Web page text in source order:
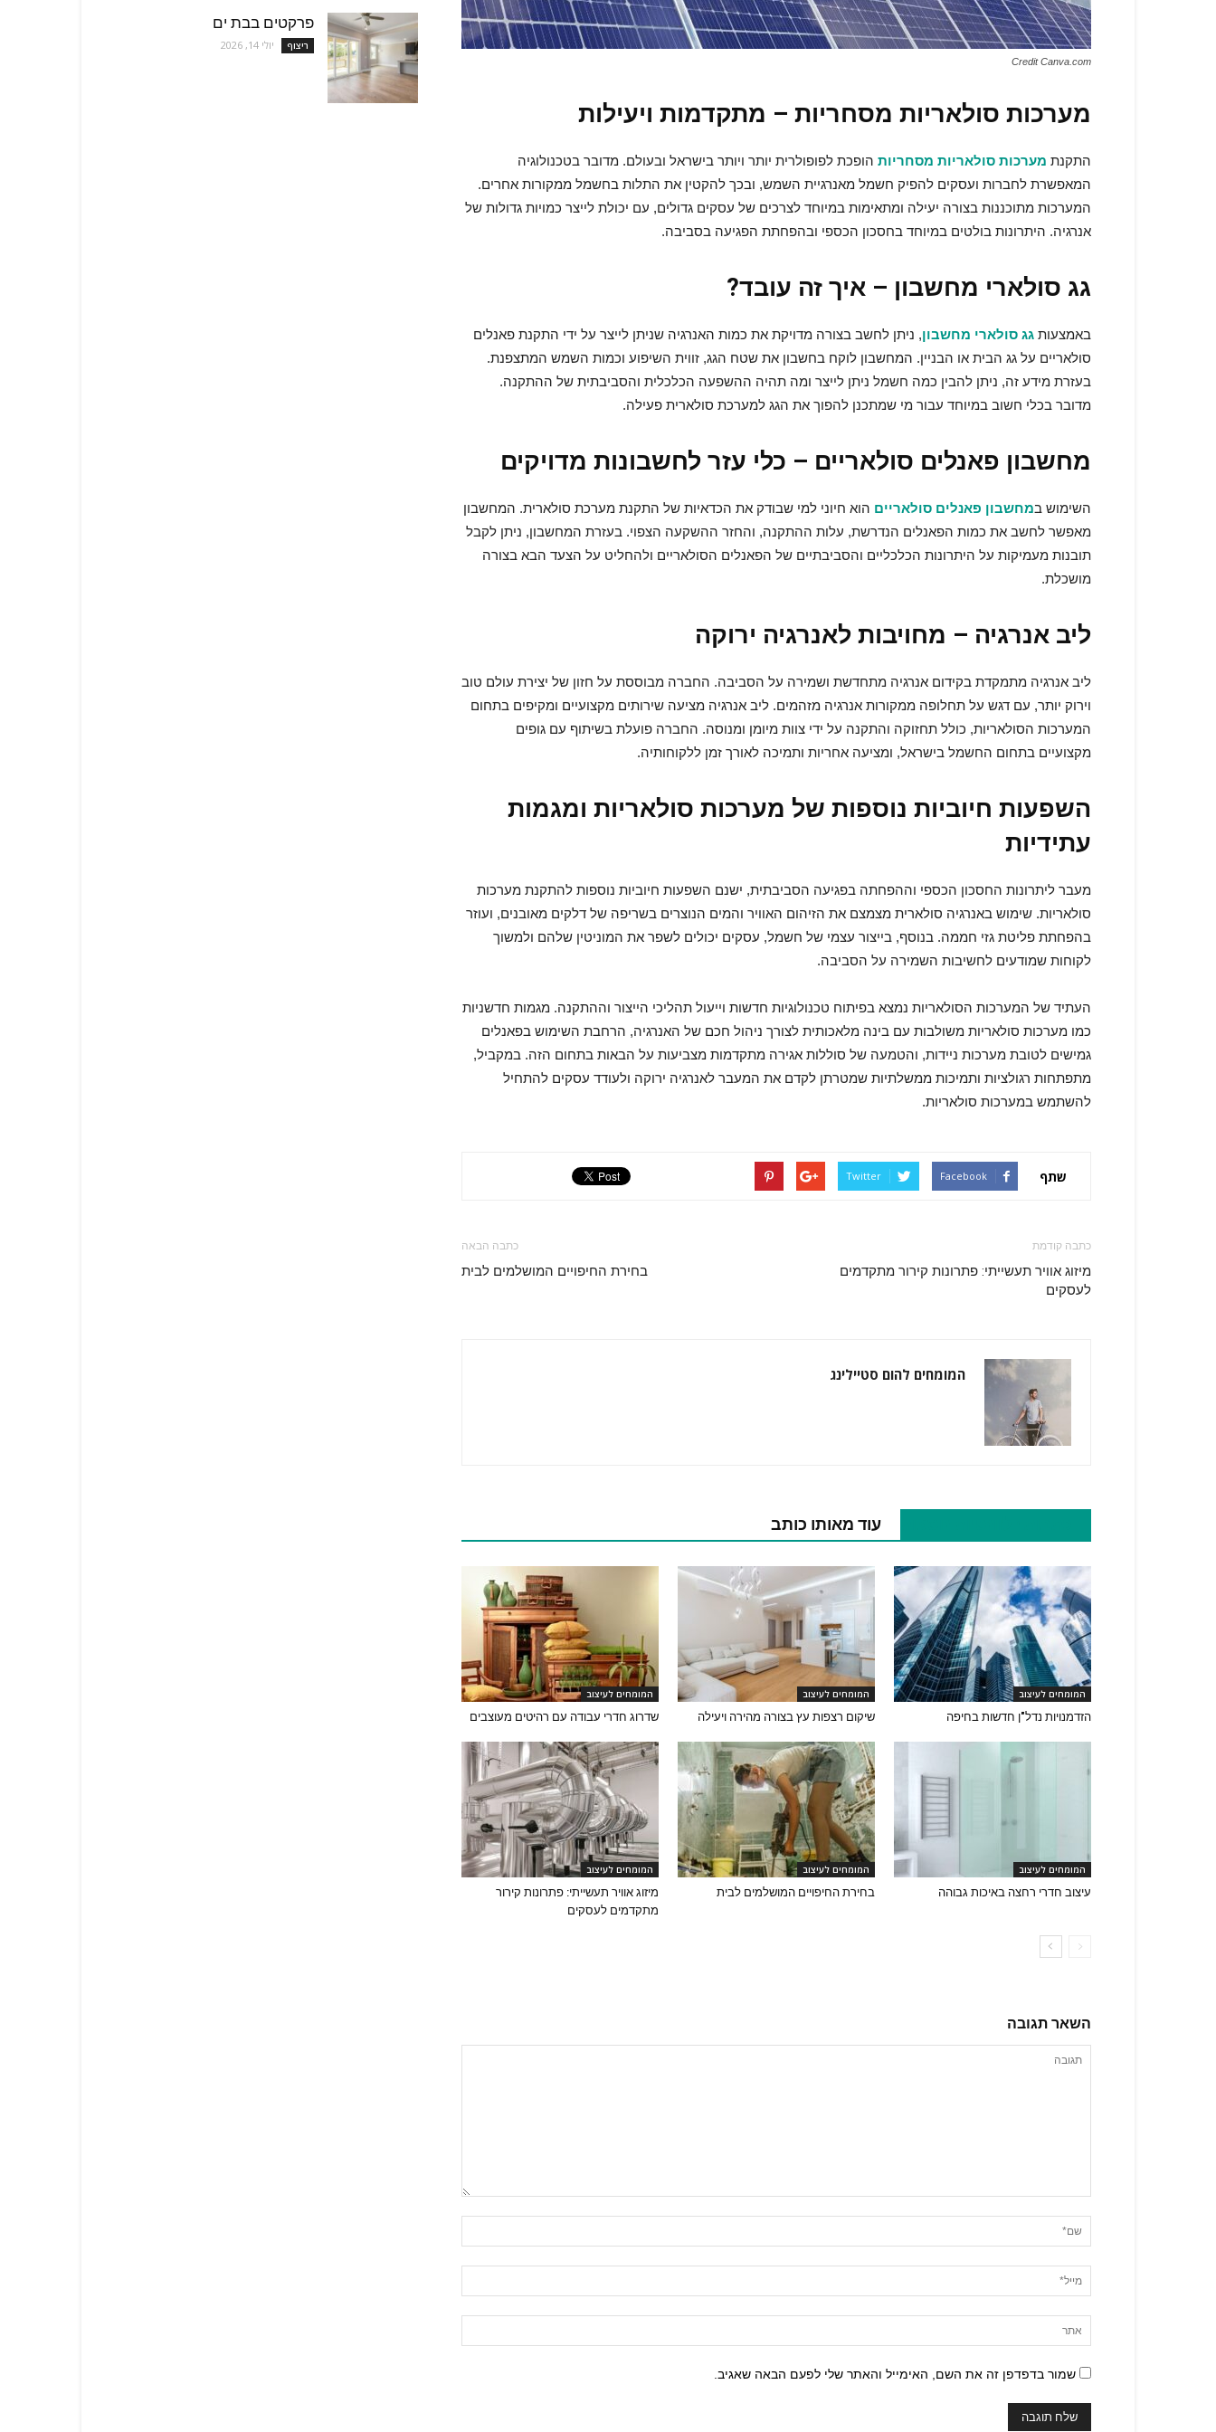
Credit Canva.com
מערכות סולאריות מסחריות – מתקדמות ויעילות
התקנת מערכות סולאריות מסחריות הופכת לפופולרית יותר ויותר בישראל ובעולם. מדובר בטכנולוגיה
המאפשרת לחברות ועסקים להפיק חשמל מאנרגיית השמש, ובכך להקטין את התלות בחשמל ממקורות אחרים.
המערכות מתוכננות בצורה יעילה ומתאימות במיוחד לצרכים של עסקים גדולים, עם יכולת לייצר כמויות גדולות של
אנרגיה. היתרונות בולטים במיוחד בחסכון הכספי ובהפחתת הפגיעה בסביבה.
גג סולארי מחשבון – איך זה עובד?
באמצעות גג סולארי מחשבון, ניתן לחשב בצורה מדויקת את כמות האנרגיה שניתן לייצר על ידי התקנת פאנלים
סולאריים על גג הבית או הבניין. המחשבון לוקח בחשבון את שטח הגג, זווית השיפוע וכמות השמש המתצפנת.
בעזרת מידע זה, ניתן להבין כמה חשמל ניתן לייצר ומה תהיה ההשפעה הכלכלית והסביבתית של ההתקנה.
מדובר בכלי חשוב במיוחד עבור מי שמתכנן להפוך את הגג למערכת סולארית פעילה.
מחשבון פאנלים סולאריים – כלי עזר לחשבונות מדויקים
השימוש במחשבון פאנלים סולאריים הוא חיוני למי שבודק את הכדאיות של התקנת מערכת סולארית. המחשבון
מאפשר לחשב את כמות הפאנלים הנדרשת, עלות ההתקנה, והחזר ההשקעה הצפוי. בעזרת המחשבון, ניתן לקבל
תובנות מעמיקות על היתרונות הכלכליים והסביבתיים של הפאנלים הסולאריים ולהחליט על הצעד הבא בצורה
מושכלת.
ליב אנרגיה – מחויבות לאנרגיה ירוקה
ליב אנרגיה מתמקדת בקידום אנרגיה מתחדשת ושמירה על הסביבה. החברה מבוססת על חזון של יצירת עולם טוב
וירוק יותר, עם דגש על תחלופה ממקורות אנרגיה מזהמים. ליב אנרגיה מציעה שירותים מקצועיים ומקיפים בתחום
המערכות הסולאריות, כולל תחזוקה והתקנה על ידי צוות מיומן ומנוסה. החברה פועלת בשיתוף עם גופים
מקצועיים בתחום החשמל בישראל, ומציעה אחריות ותמיכה לאורך זמן ללקוחותיה.
השפעות חיוביות נוספות של מערכות סולאריות ומגמות
עתידיות
מעבר ליתרונות החסכון הכספי וההפחתה בפגיעה הסביבתית, ישנם השפעות חיוביות נוספות להתקנת מערכות
סולאריות. שימוש באנרגיה סולארית מצמצם את הזיהום האוויר והמים הנוצרים בשריפה של דלקים מאובנים, ועוזר
בהפחתת פליטת גזי חממה. בנוסף, בייצור עצמי של חשמל, עסקים יכולים לשפר את המוניטין שלהם ולמשוך
לקוחות שמודעים לחשיבות השמירה על הסביבה.
העתיד של המערכות הסולאריות נמצא בפיתוח טכנולוגיות חדשות וייעול תהליכי הייצור וההתקנה. מגמות חדשניות
כמו מערכות סולאריות משולבות עם בינה מלאכותית לצורך ניהול חכם של האנרגיה, הרחבת השימוש בפאנלים
גמישים לטובת מערכות ניידות, והטמעה של סוללות אגירה מתקדמות מצביעות על הבאות בתחום הזה. במקביל,
מתפתחות רגולציות ותמיכות ממשלתיות שמטרתן לקדם את המעבר לאנרגיה ירוקה ולעודד עסקים להתחיל
להשתמש במערכות סולאריות.
שתף Facebook
Twitter
כתבה קודמת
מיזוג אוויר תעשייתי: פתרונות קירור מתקדמים
לעסקים
כתבה הבאה
בחירת החיפויים המושלמים לבית
המומחים להום סטיילינג
עוד מאותו כותב
המומחים לעיצוב
הזדמנויות נדל"ן חדשות בחיפה
המומחים לעיצוב
שיקום רצפות עץ בצורה מהירה ויעילה
המומחים לעיצוב
שדרוג חדרי עבודה עם רהיטים מעוצבים
המומחים לעיצוב
עיצוב חדרי רחצה באיכות גבוהה
המומחים לעיצוב
בחירת החיפויים המושלמים לבית
המומחים לעיצוב
מיזוג אוויר תעשייתי: פתרונות קירור
מתקדמים לעסקים
השאר תגובה
שמור בדפדפן זה את השם, האימייל והאתר שלי לפעם הבאה שאגיב.
פרקטים בבת ים
ריצוף יולי 14, 2026